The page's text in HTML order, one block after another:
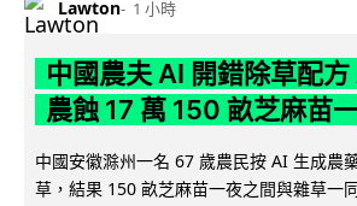
Lawton 1 小時
中國農夫 AI 開錯除草配
農蝕 17 萬 150 畝芝麻苗
中國安徽滁州一名 67 歲農民按 AI 生成農
草，結果 150 畝芝麻苗一夜之間與雜草一